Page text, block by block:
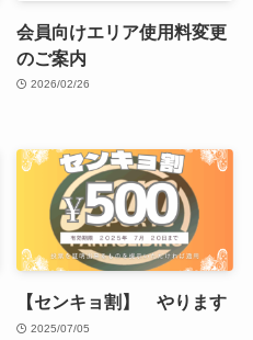
会員向けエリア使用料変更
のご案内
2026/02/26
【センキョ割】 やります
2025/07/05